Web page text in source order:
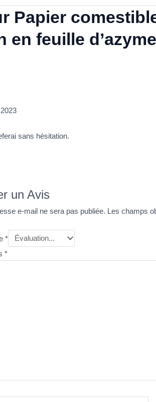
Papier
en feuille
sans hésitation.
un Avis
e-mail ne sera pas publiée. Les champs
*
*